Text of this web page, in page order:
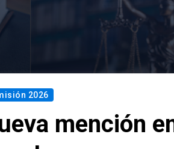
2026
mención